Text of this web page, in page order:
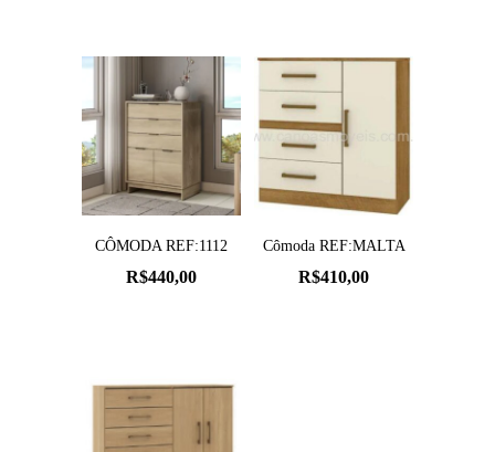
CÔMODA REF:1112
R$440,00
Cômoda REF:MALTA
R$410,00